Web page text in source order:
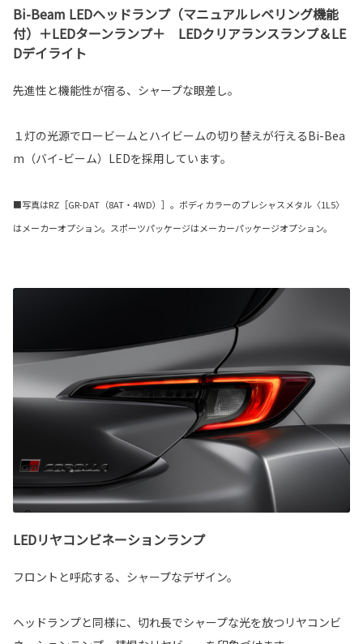
Bi-Beam LEDヘッドランプ（マニュアルレベリング機能
付）＋LEDターンランプ＋ LEDクリアランスランプ＆LE
Dデイライト
先進性と機能性が宿る、シャープな眼差し。
１灯の光源でロービームとハイビームの切り替えが行えるBi-Bea
m（バイ-ビーム）LEDを採用しています。
■写真はRZ［GR-DAT（8AT・4WD）］。ボディカラーのプレシャスメタル〈1L5〉
はメーカーオプション。スポーツパッケージはメーカーパッケージオプション。
LEDリヤコンビネーションランプ
フロントと呼応する、シャープなデザイン。
ヘッドランプと同様に、切れ長でシャープな光を放つリヤコンビ